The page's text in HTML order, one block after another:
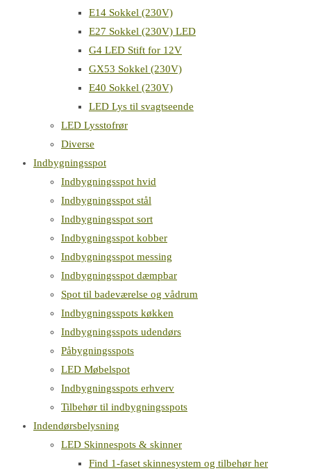
E14 Sokkel (230V)
E27 Sokkel (230V) LED
G4 LED Stift for 12V
GX53 Sokkel (230V)
E40 Sokkel (230V)
LED Lys til svagtseende
LED Lysstofrør
Diverse
Indbygningsspot
Indbygningsspot hvid
Indbygningsspot stål
Indbygningsspot sort
Indbygningsspot kobber
Indbygningsspot messing
Indbygningsspot dæmpbar
Spot til badeværelse og vådrum
Indbygningsspots køkken
Indbygningsspots udendørs
Påbygningsspots
LED Møbelspot
Indbygningsspots erhverv
Tilbehør til indbygningsspots
Indendørsbelysning
LED Skinnespots & skinner
Find 1-faset skinnesystem og tilbehør her